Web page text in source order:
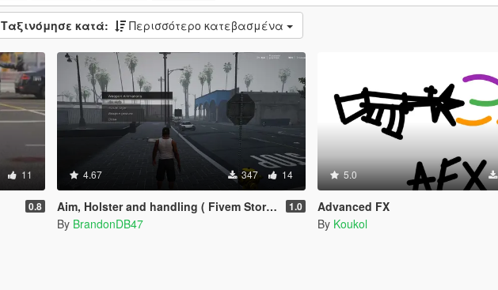
Ταξινόμησε κατά: Περισσότερο κατεβασμένα
11
0.8
4.67 347 14
Aim, Holster and handling ( Fivem Story Mode ) 1.0
By BrandonDB47
5.0
Advanced FX
By Koukol